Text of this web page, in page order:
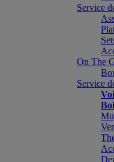
Service
On The
Service